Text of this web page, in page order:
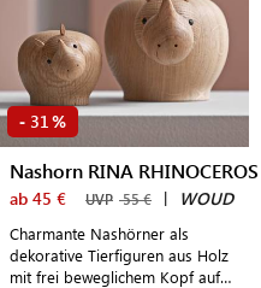
- 31 %
Nashorn RINA RHINOCEROS
ab 45 € UVP 55 € | WOUD
Charmante Nashörner als
dekorative Tierfiguren aus Holz
mit frei beweglichem Kopf auf